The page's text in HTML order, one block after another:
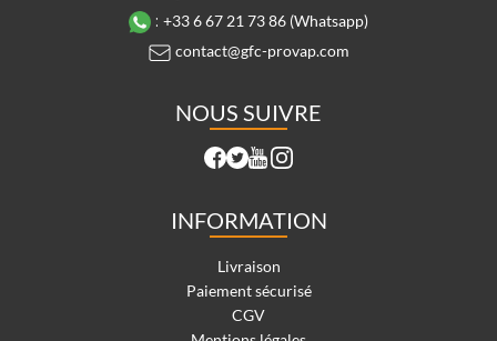
: +33 6 67 21 73 86 (Whatsapp)
contact@gfc-provap.com
NOUS SUIVRE
INFORMATION
Livraison
Paiement sécurisé
CGV